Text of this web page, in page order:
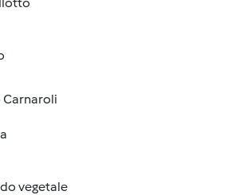
Carnaroli
vegetale